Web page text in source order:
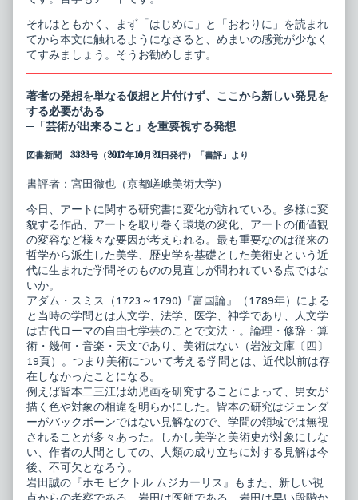
それはともかく、まず「はじめに」と「おわりに」を読まれ
てから本文に触れるようになさると、めまいの感覚が少なく
てすみましょう。そうお勧めします。
著者の発想を単なる仮想と片付けず、ここから新しい発見を
する必要がある
─「芸術が出来ること」を重要視する発想
図書新聞 3323号（2017年10月21日発行）「書評」より
書評者：宮田徹也（京都嵯峨美術大学）
今日、アートに関する研究書に変化が訪れている。多様に変
貌する作品、アートを取り巻く環境の変化、アートの価値観
の変容など様々な要因が考えられる。最も重要なのは従来の
哲学から派生した美学、歴史学を基礎とした美術史という近
代に生まれた学問そのものの見直しが問われている点ではな
いか。
アダム・スミス（1723～1790)『富国論』（1789年）による
と当時の学問とは人文学、法学、医学、神学であり、人文学
は古代ローマの自由七学芸のことで文法・。論理・修辞・算
術・幾何・音楽・天文であり、美術はない（岩波文庫〔四〕
19頁）。つまり美術について考える学問とは、近代以前は存
在しなかったことになる。
例えば皆本二三江は幼児画を研究することによって、男女が
描く色や対象の相違を明らかにした。皆本の研究はジェンダ
ーがバックボーンではない見解なので、学問の領域では無視
されることが多々あった。しかし美学と美術史が対象にしな
い、作者の人間としての、人類の成り立ちに対する見解は今
後、不可欠となろう。
岩田誠の『ホモ ピクトル ムジカーリス』もまた、新しい視